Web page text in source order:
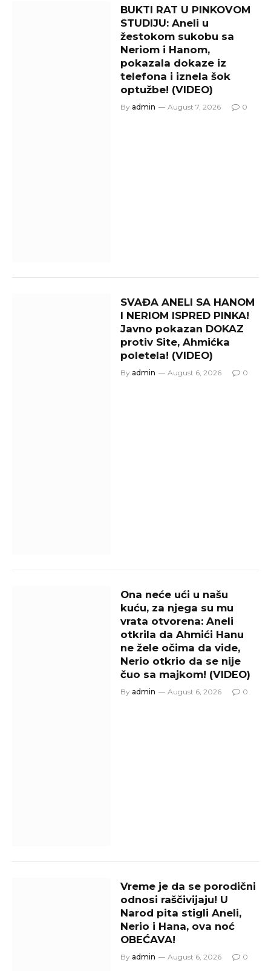
BUKTI RAT U PINKOVOM
STUDIJU: Aneli u
žestokom sukobu sa
Neriom i Hanom,
pokazala dokaze iz
telefona i iznela šok
optužbe! (VIDEO)
By admin August 7, 2026 0
SVAĐA ANELI SA HANOM
I NERIOM ISPRED PINKA!
Javno pokazan DOKAZ
protiv Site, Ahmićka
poletela! (VIDEO)
By admin August 6, 2026 0
Ona neće ući u našu
kuću, za njega su mu
vrata otvorena: Aneli
otkrila da Ahmići Hanu
ne žele očima da vide,
Nerio otkrio da se nije
čuo sa majkom! (VIDEO)
By admin August 6, 2026 0
Vreme je da se porodični
odnosi raščivijaju! U
Narod pita stigli Aneli,
Nerio i Hana, ova noć
OBEĆAVA!
By admin August 6, 2026 0